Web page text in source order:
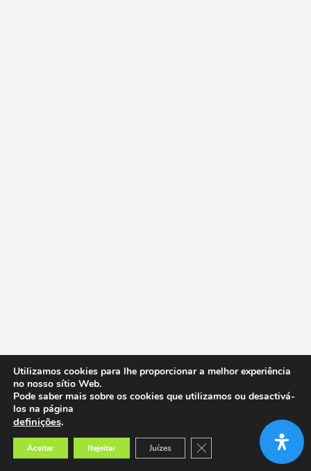
Utilizamos cookies para lhe proporcionar a melhor experiência
no nosso sítio Web.
Pode saber mais sobre os cookies que utilizamos ou desactivá-
los na página
definições.
Aceitar Rejeitar Juízes Close GDPR Cookie Banner